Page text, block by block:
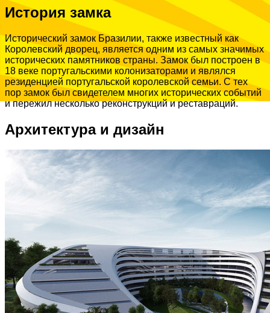
История замка
Исторический замок Бразилии, также известный как
Королевский дворец, является одним из самых значимых
исторических памятников страны. Замок был построен в
18 веке португальскими колонизаторами и являлся
резиденцией португальской королевской семьи. С тех
пор замок был свидетелем многих исторических событий
и пережил несколько реконструкций и реставраций.
Архитектура и дизайн